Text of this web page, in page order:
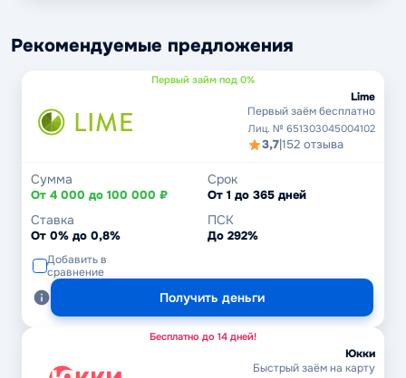
Рекомендуемые предложения
Первый займ под 0%
Lime
Первый заём бесплатно
Лиц. № 651303045004102
3,7|152 отзыва
Сумма
От 4 000 до 100 000 ₽
Срок
От 1 до 365 дней
Ставка
От 0% до 0,8%
ПСК
До 292%
Добавить в
сравнение
Получить деньги
Бесплатно до 14 дней!
Юкки
Быстрый заём на карту